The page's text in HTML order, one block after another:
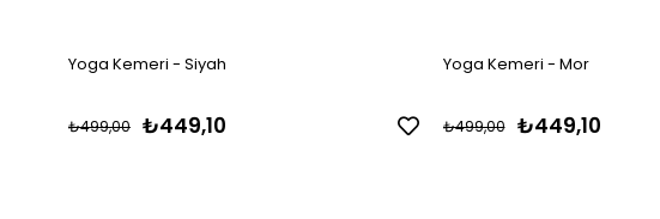
Yoga Kemeri - Siyah
₺449,10
₺499,00
Yoga Kemeri - Mor
₺449,10
₺499,00